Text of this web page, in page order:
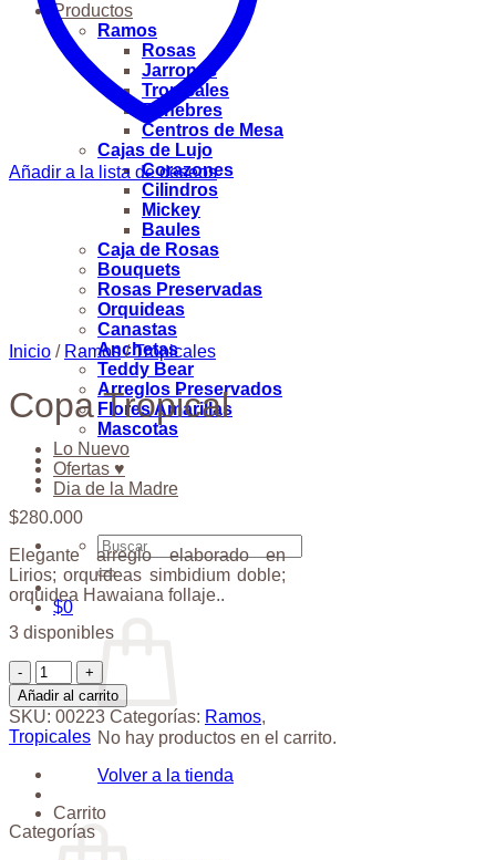
Productos
Ramos
Rosas
Jarrones
Tropicales
Fúnebres
Centros de Mesa
Cajas de Lujo
Corazones
Cilindros
Mickey
Baules
Caja de Rosas
Bouquets
Rosas Preservadas
Orquideas
Canastas
Anchetas
Teddy Bear
Arreglos Preservados
Flores Amarillas
Mascotas
Lo Nuevo
Ofertas ♥
Dia de la Madre
Buscar
por:
$0
No hay productos en el carrito.
Volver a la tienda
Carrito
Añadir a la lista de deseos
Inicio / Ramos / Tropicales
Copa Tropical
$280.000
Elegante arreglo elaborado en
Lirios; orquideas simbidium doble;
orquidea Hawaiana follaje..
3 disponibles
Copa
Tropical
cantidad
Añadir al carrito
SKU: 00223 Categorías: Ramos,
Tropicales
Categorías